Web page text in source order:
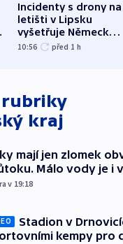
Incidenty s drony na
letišti v Lipsku
vyšetřuje Německo
jako úmyslný pokus
10:56 před 1 h
kraj
mají jen zlomek
Málo vody je i
v 19:18
Stadion v
kempy pro